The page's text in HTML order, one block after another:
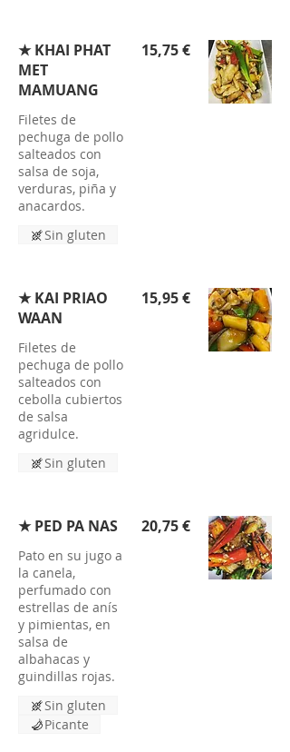
★ KHAI PHAT
MET
MAMUANG
Filetes de
pechuga de pollo
salteados con
salsa de soja,
verduras, piña y
anacardos.
15,75 €
Sin gluten
★ KAI PRIAO
WAAN
Filetes de
pechuga de pollo
salteados con
cebolla cubiertos
de salsa
agridulce.
15,95 €
Sin gluten
★ PED PA NAS
Pato en su jugo a
la canela,
perfumado con
estrellas de anís
y pimientas, en
salsa de
albahacas y
guindillas rojas.
20,75 €
Sin gluten
Picante